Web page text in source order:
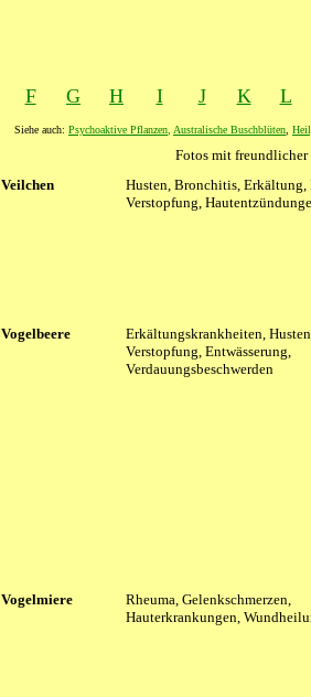
F G H I J K L
Siehe auch: Psychoaktive Pflanzen Australische Buschblüten
Fotos mit
Veilchen
Husten, Bronchitis, Erkältung,
Verstopfung,
Vogelbeere
Erkältungskrankheiten,
Verstopfung, Entwässerung,
Verdauungsbeschwerden
Vogelmiere
Rheuma, Gelenkschmerzen,
Hauterkrankungen,